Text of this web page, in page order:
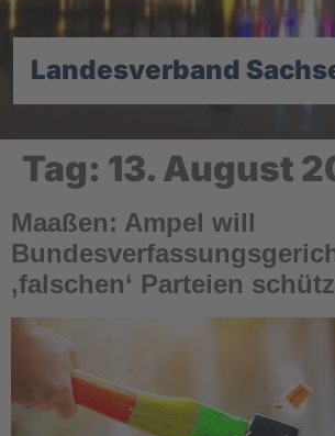
Landesverband
Tag: 13. August
Maaßen: Ampel will
‚falschen‘ Parteien